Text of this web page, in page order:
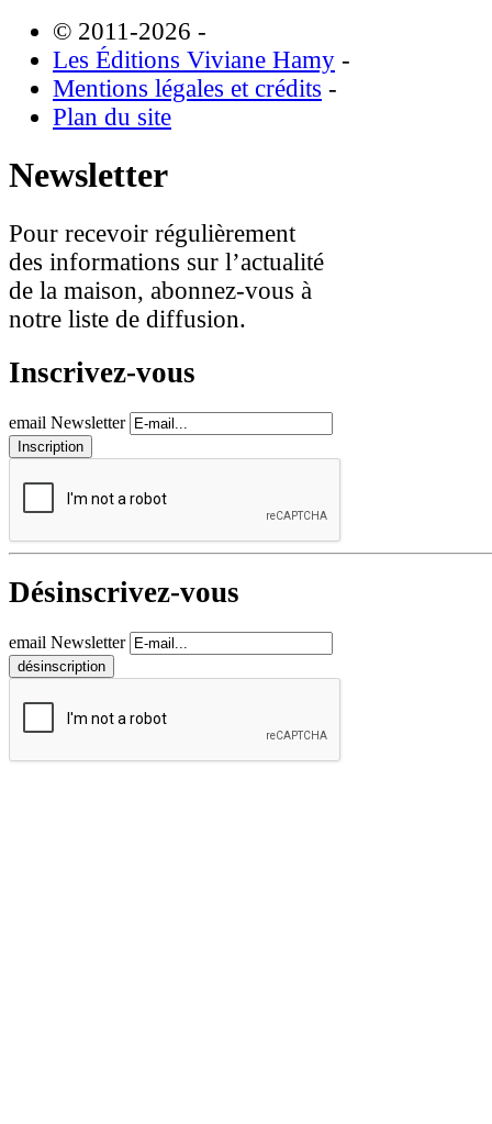
© 2011-2026 -
Les Éditions Viviane Hamy -
Mentions légales et crédits -
Plan du site
Newsletter
Pour recevoir régulièrement
des informations sur l’actualité
de la maison, abonnez-vous à
notre liste de diffusion.
Inscrivez-vous
email Newsletter
Désinscrivez-vous
email Newsletter